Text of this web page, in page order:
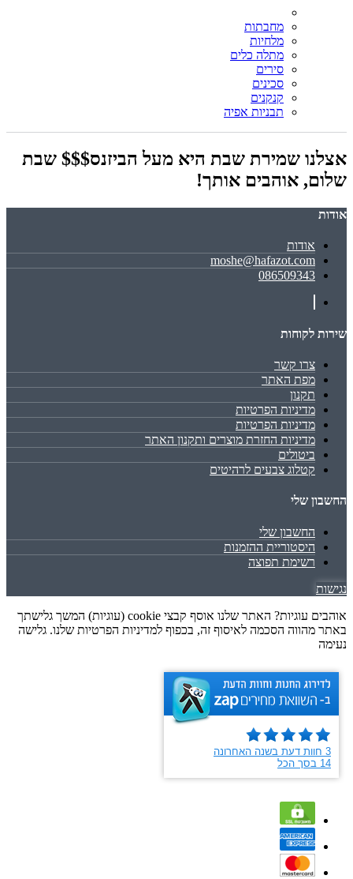
מחבתות
מלחיות
מתלה כלים
סירים
סכינים
קנקנים
תבניות אפיה
אצלנו שמירת שבת היא מעל הביזנס$$$ שבת
שלום, אוהבים אותך!
אודות
אודות
moshe@hafazot.com
086509343
שירות לקוחות
צרו קשר
מפת האתר
תקנון
מדיניות הפרטיות
מדיניות הפרטיות
מדיניות החזרת מוצרים ותקנון האתר
ביטולים
קטלוג צבעים לרהיטים
החשבון שלי
החשבון שלי
היסטוריית ההזמנות
רשימת תפוצה
נגישות
אוהבים עוגיות? האתר שלנו אוסף קבצי cookie (עוגיות) המשך גלישתך
באתר מהווה הסכמה לאיסוף זה, בכפוף למדיניות הפרטיות שלנו. גלישה
נעימה